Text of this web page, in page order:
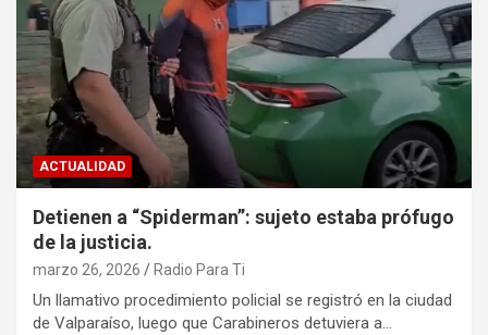
ACTUALIDAD
Detienen a “Spiderman”: sujeto estaba prófugo
de la justicia.
marzo 26, 2026 Radio Para Ti
Un llamativo procedimiento policial se registró en la ciudad
de Valparaíso, luego que Carabineros detuviera a…